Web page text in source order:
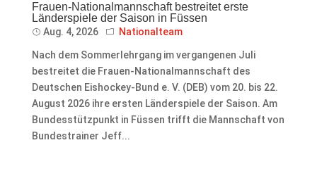
Frauen-Nationalmannschaft bestreitet erste
Länderspiele der Saison in Füssen
Aug. 4, 2026 Nationalteam
Nach dem Sommerlehrgang im vergangenen Juli
bestreitet die Frauen-Nationalmannschaft des
Deutschen Eishockey-Bund e. V. (DEB) vom 20. bis 22.
August 2026 ihre ersten Länderspiele der Saison. Am
Bundesstützpunkt in Füssen trifft die Mannschaft von
Bundestrainer Jeff...